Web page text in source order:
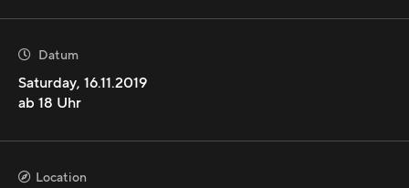
 Datum
Saturday, 16.11.2019
ab 18 Uhr
 Location